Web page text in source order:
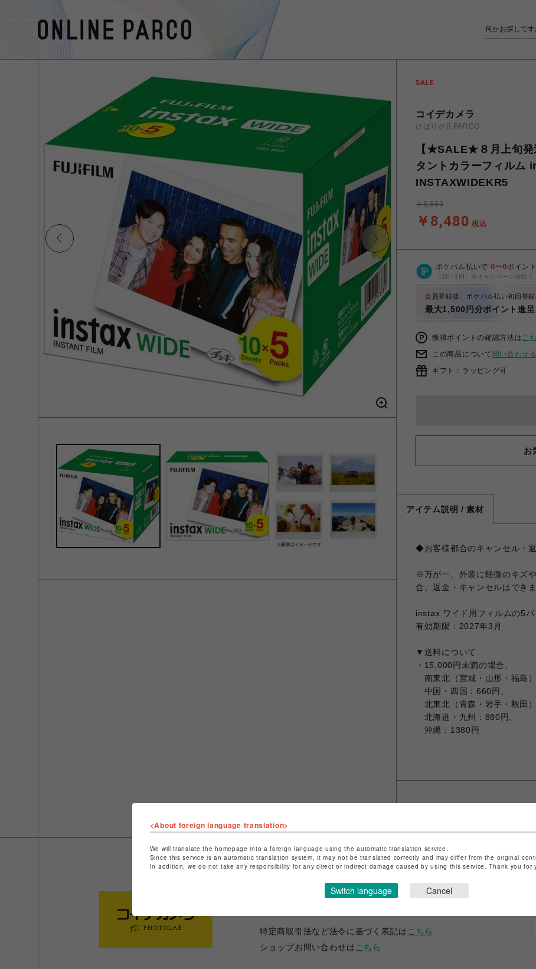
コイデカメラ
ひばりが丘PARCO
【★SALE★８月上旬
タントカラーフィルム
INSTAXWIDEKR5
￥8,480 税込
￥8,500
ポケパル払いで 0〜0ポイント
（1P=1円）※キャンペーン分除く
会員登録後、ポケパル払い初回登
最大1,500円分ポイント進呈
獲得ポイントの確認方法はこ
この商品について 問い合わせる
ギフト：ラッピング可
お
アイテム説明 / 素材
◆お客様都合のキャンセル・
※万が一、外装に軽微のキズ
合、返金・キャンセルはできま
instax ワイド用フィルムの5
有効期限：2027年3月
▼送料について
・15,000円未満の場合、
南東北（宮城・山形・福島
中国・四国：660円、
北東北（青森・岩手・秋田
北海道・九州：880円、
沖縄：1380円
コイデカメラ
特定商取引法など法令に基づく表記は こちら
ショップお問い合わせは こちら
<About foreign language translation>
We will translate the homepage into a foreign language using the automatic translation service.
Since this service is an automatic translation system, it may not be translated correctly and may differ from the original
In addition, we do not take any responsibility for any direct or indirect damage caused by using this service. Thank you for
Switch language Cancel